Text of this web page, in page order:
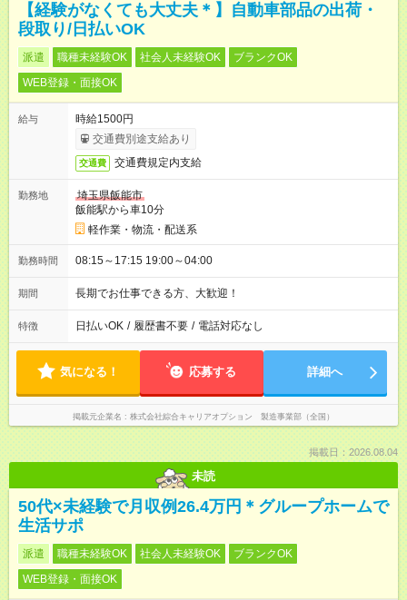
【経験がなくても大丈夫＊】自動車部品の出荷・
段取り/日払いOK
派遣 職種未経験OK 社会人未経験OK
ブランクOK
WEB登録・面接OK
給与
時給1500円
交通費別途支給あり
交通費 交通費規定内支給
勤務地
埼玉県飯能市
飯能駅から車10分
軽作業・物流・配送系
勤務時間 08:15～17:15 19:00～04:00
期間 長期でお仕事できる方、大歓迎！
特徴 日払いOK / 履歴書不要 / 電話対応なし
気になる！ 応募する 詳細へ
掲載元企業名 株式会社綜合キャリアオプション 製造事業部（全国）
掲載日：2026.08.04
未読
50代×未経験で月収例26.4万円＊グループホームで
生活サポ
派遣 職種未経験OK 社会人未経験OK
ブランクOK
WEB登録・面接OK